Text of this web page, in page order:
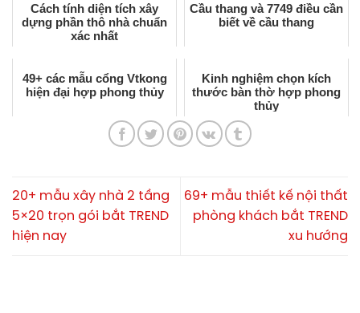
Cách tính diện tích xây
dựng phần thô nhà chuẩn
xác nhất
Cầu thang và 7749 điều cần
biết về cầu thang
49+ các mẫu cổng Vtkong
hiện đại hợp phong thủy
Kinh nghiệm chọn kích
thước bàn thờ hợp phong
thủy
20+ mẫu xây nhà 2 tầng
5×20 trọn gói bắt TREND
hiện nay
69+ mẫu thiết kế nội thất
phòng khách bắt TREND
xu hướng